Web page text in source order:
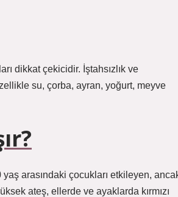
dikkat çekicidir. İştahsızlık ve
su, çorba, ayran, yoğurt, meyve
yaş arasındaki çocukları etkileyen,
ateş, ellerde ve ayaklarda kırmızı